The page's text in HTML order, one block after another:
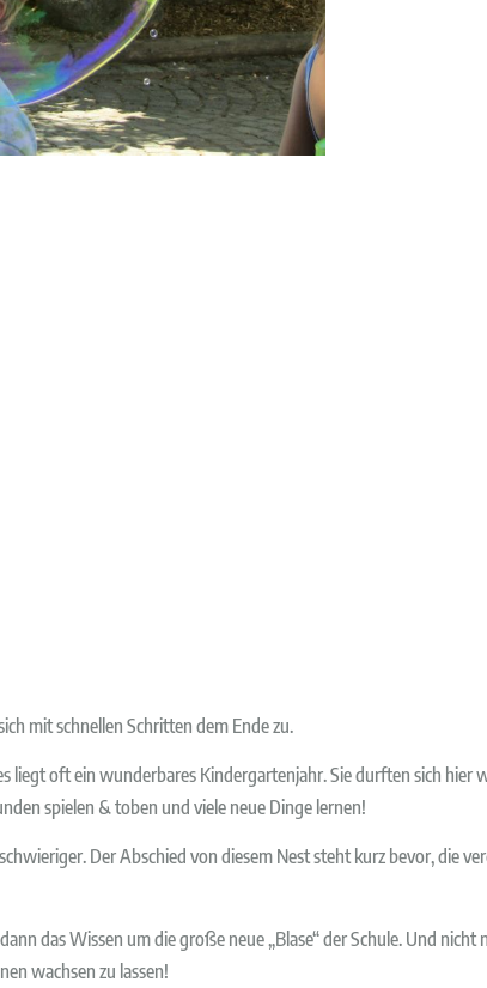
mit schnellen Schritten dem Ende zu.
liegt oft ein wunderbares Kindergartenjahr. Sie durften sich hier
spielen & toben und viele neue Dinge lernen!
Der Abschied von diesem Nest steht kurz bevor, die
das Wissen um die große neue „Blase“ der Schule. Und
wachsen zu lassen!